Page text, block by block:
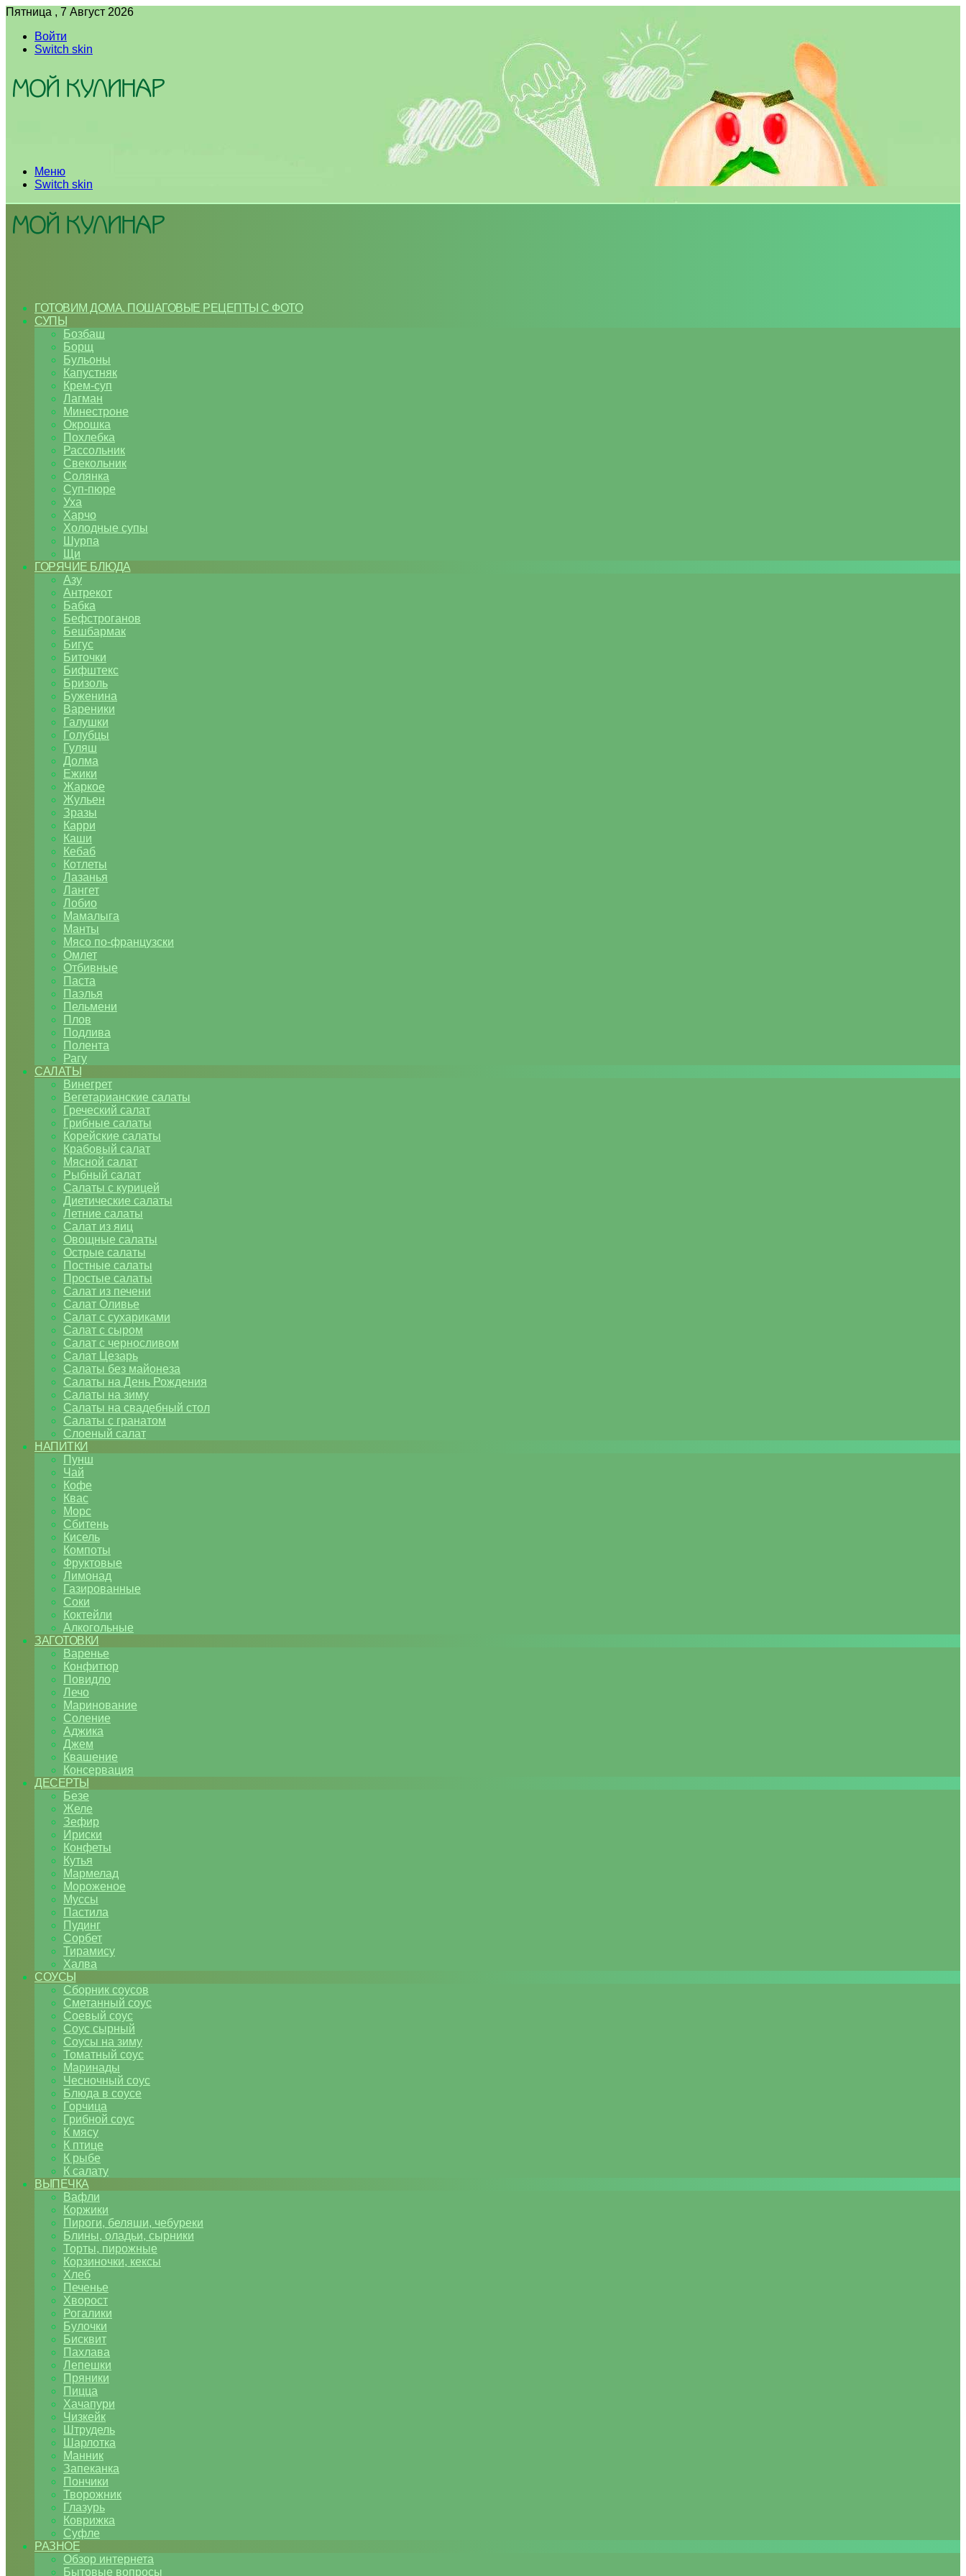
Пятница , 7 Август 2026
Войти
Switch skin
Меню
Switch skin
ГОТОВИМ ДОМА. ПОШАГОВЫЕ РЕЦЕПТЫ С ФОТО
СУПЫ
Бозбаш
Борщ
Бульоны
Капустняк
Крем-суп
Лагман
Минестроне
Окрошка
Похлебка
Рассольник
Свекольник
Солянка
Суп-пюре
Уха
Харчо
Холодные супы
Шурпа
Щи
ГОРЯЧИЕ БЛЮДА
Азу
Антрекот
Бабка
Бефстроганов
Бешбармак
Бигус
Биточки
Бифштекс
Бризоль
Буженина
Вареники
Галушки
Голубцы
Гуляш
Долма
Ежики
Жаркое
Жульен
Зразы
Карри
Каши
Кебаб
Котлеты
Лазанья
Лангет
Лобио
Мамалыга
Манты
Мясо по-французски
Омлет
Отбивные
Паста
Паэлья
Пельмени
Плов
Подлива
Полента
Рагу
САЛАТЫ
Винегрет
Вегетарианские салаты
Греческий салат
Грибные салаты
Корейские салаты
Крабовый салат
Мясной салат
Рыбный салат
Салаты с курицей
Диетические салаты
Летние салаты
Салат из яиц
Овощные салаты
Острые салаты
Постные салаты
Простые салаты
Салат из печени
Салат Оливье
Салат с сухариками
Салат с сыром
Салат с черносливом
Салат Цезарь
Салаты без майонеза
Салаты на День Рождения
Салаты на зиму
Салаты на свадебный стол
Салаты с гранатом
Слоеный салат
НАПИТКИ
Пунш
Чай
Кофе
Квас
Морс
Сбитень
Кисель
Компоты
Фруктовые
Лимонад
Газированные
Соки
Коктейли
Алкогольные
ЗАГОТОВКИ
Варенье
Конфитюр
Повидло
Лечо
Маринование
Соление
Аджика
Джем
Квашение
Консервация
ДЕСЕРТЫ
Безе
Желе
Зефир
Ириски
Конфеты
Кутья
Мармелад
Мороженое
Муссы
Пастила
Пудинг
Сорбет
Тирамису
Халва
СОУСЫ
Сборник соусов
Сметанный соус
Соевый соус
Соус сырный
Соусы на зиму
Томатный соус
Маринады
Чесночный соус
Блюда в соусе
Горчица
Грибной соус
К мясу
К птице
К рыбе
К салату
ВЫПЕЧКА
Вафли
Коржики
Пироги, беляши, чебуреки
Блины, оладьи, сырники
Торты, пирожные
Корзиночки, кексы
Хлеб
Печенье
Хворост
Рогалики
Булочки
Бисквит
Пахлава
Лепешки
Пряники
Пицца
Хачапури
Чизкейк
Штрудель
Шарлотка
Манник
Запеканка
Пончики
Творожник
Глазурь
Коврижка
Суфле
РАЗНОЕ
Обзор интернета
Бытовые вопросы